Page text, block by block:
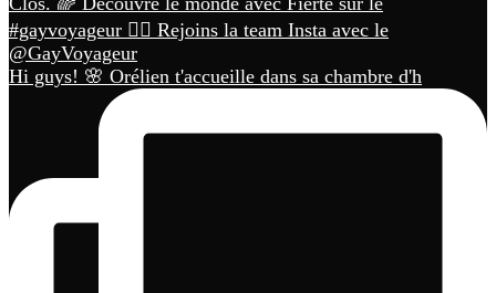
Hi guys! 🌸 Orélien t'accueille dans sa chambre d'h